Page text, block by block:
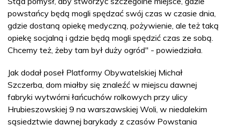
powstańcy będą mogli spędzać swój czas w czasie dnia,
gdzie dostaną opiekę medyczną, pożywienie, ale też taką
opiekę socjalną i gdzie będą mogli spędzić czas ze sobą.
Chcemy też, żeby tam był duży ogród" - powiedziała.
Jak dodał poseł Platformy Obywatelskiej Michał
Szczerba, dom miałby się znaleźć w miejscu dawnej
fabryki wytwórni łańcuchów rolkowych przy ulicy
Hrubieszowskiej 9 na warszawskiej Woli, w niedalekim
sąsiedztwie dawnej barykady z czasów Powstania